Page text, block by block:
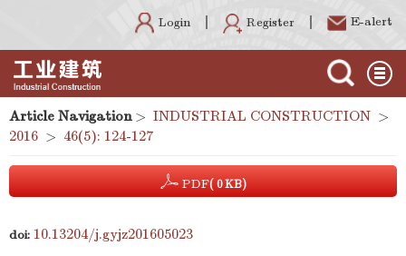
Login Register E-alert
Article Navigation> INDUSTRIAL CONSTRUCTION >
2016 > 46(5): 124-127
PDF( 0 KB)
doi: 10.13204/j.gyjz201605023